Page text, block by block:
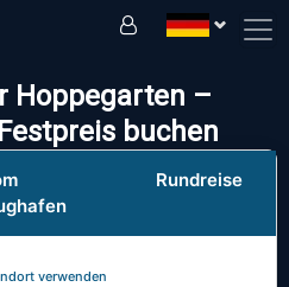
Hoppegarten –
buchen
Rundreise
verwenden